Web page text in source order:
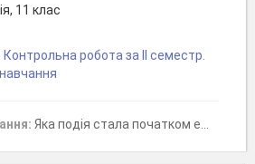
11 клас
Контрольна робота за ІІ семестр.
Яка подія стала початком економічного піднесення Японії після Другої світової війни?